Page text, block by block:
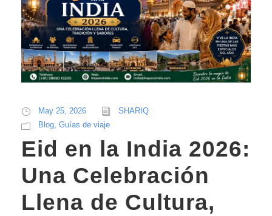
May 25, 2026
SHARIQ
Blog, Guías de viaje
Eid en la India 2026:
Una Celebración
Llena de Cultura,